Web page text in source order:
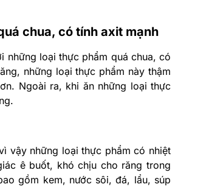
chua, có tính axit mạnh
những loại thực phẩm quá chua, có
những loại thực phẩm này thậm
Ngoài ra, khi ăn những loại thực
vậy những loại thực phẩm có nhiệt
ê buốt, khó chịu cho răng trong
gồm kem, nước sôi, đá, lẩu, súp